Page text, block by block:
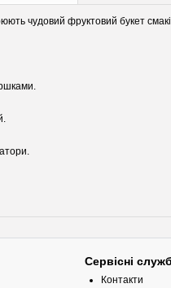
чудовий фруктовий букет
Сервісні
Контакти